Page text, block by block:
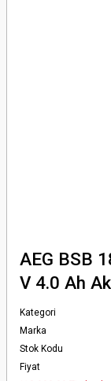
AEG BSB
V 4.0 Ah
Kategori
Marka
Stok Kodu
Fiyat